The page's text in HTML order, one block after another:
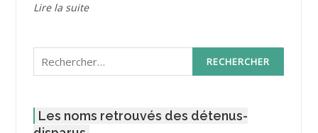
Lire la suite
Rechercher :
Les noms retrouvés des détenus-